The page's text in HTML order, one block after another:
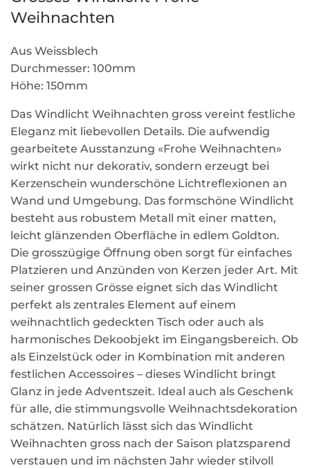
Weihnachten
Aus Weissblech
Durchmesser: 100mm
Höhe: 150mm
Das Windlicht Weihnachten gross vereint festliche
Eleganz mit liebevollen Details. Die aufwendig
gearbeitete Ausstanzung «Frohe Weihnachten»
wirkt nicht nur dekorativ, sondern erzeugt bei
Kerzenschein wunderschöne Lichtreflexionen an
Wand und Umgebung. Das formschöne Windlicht
besteht aus robustem Metall mit einer matten,
leicht glänzenden Oberfläche in edlem Goldton.
Die grosszügige Öffnung oben sorgt für einfaches
Platzieren und Anzünden von Kerzen jeder Art. Mit
seiner grossen Grösse eignet sich das Windlicht
perfekt als zentrales Element auf einem
weihnachtlich gedeckten Tisch oder auch als
harmonisches Dekoobjekt im Eingangsbereich. Ob
als Einzelstück oder in Kombination mit anderen
festlichen Accessoires – dieses Windlicht bringt
Glanz in jede Adventszeit. Ideal auch als Geschenk
für alle, die stimmungsvolle Weihnachtsdekoration
schätzen. Natürlich lässt sich das Windlicht
Weihnachten gross nach der Saison platzsparend
verstauen und im nächsten Jahr wieder stilvoll